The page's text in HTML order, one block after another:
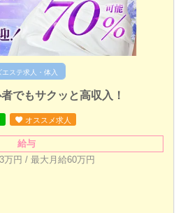
ステ求人・体入
でもサクッと高収入！
オススメ求人
給与
万円 / 最大月給60万円